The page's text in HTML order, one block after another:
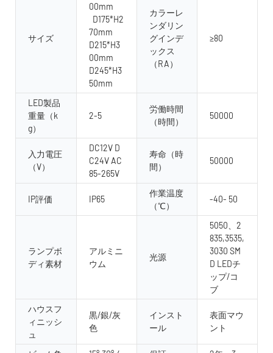
サイズ
00mm
D175*H2
70mm
D215*H3
00mm
D245*H3
50mm
カラーレ
ンダリン
グインデ
ックス
（RA）
≥80
LED製品
重量（k
g）
2-5
労働時間
（時間）
50000
入力電圧
（V）
DC12V D
C24V AC
85-265V
寿命（時
間）
50000
IP評価 IP65
作業温度
（℃）
-40- 50
ランプボ
ディ素材
アルミニ
ウム
光源
5050、2
835,3535,
3030 SM
D LEDチ
ップ/コ
ブ
ハウスフ
ィニッシ
ュ
黒/銀/灰
色
インスト
ール
表面マウ
ント